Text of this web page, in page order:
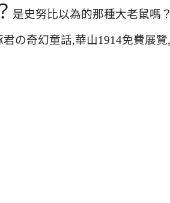
是史努比以為的那種大老鼠嗎？